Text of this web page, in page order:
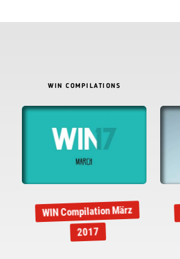
WIN COMPILATIONS
WIN Compilation März
2017